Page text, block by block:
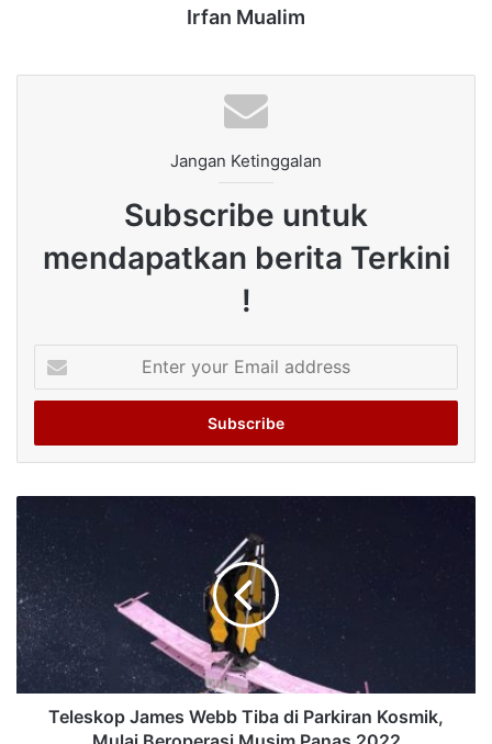
Irfan Mualim
Jangan Ketinggalan
Subscribe untuk
mendapatkan berita Terkini
!
your
Email
Teleskop James Webb Tiba di Parkiran Kosmik,